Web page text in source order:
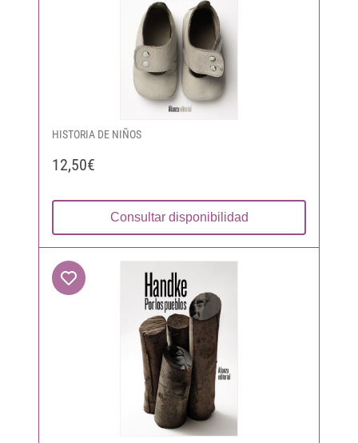
HISTORIA DE NIÑOS
12,50€
Consultar disponibilidad